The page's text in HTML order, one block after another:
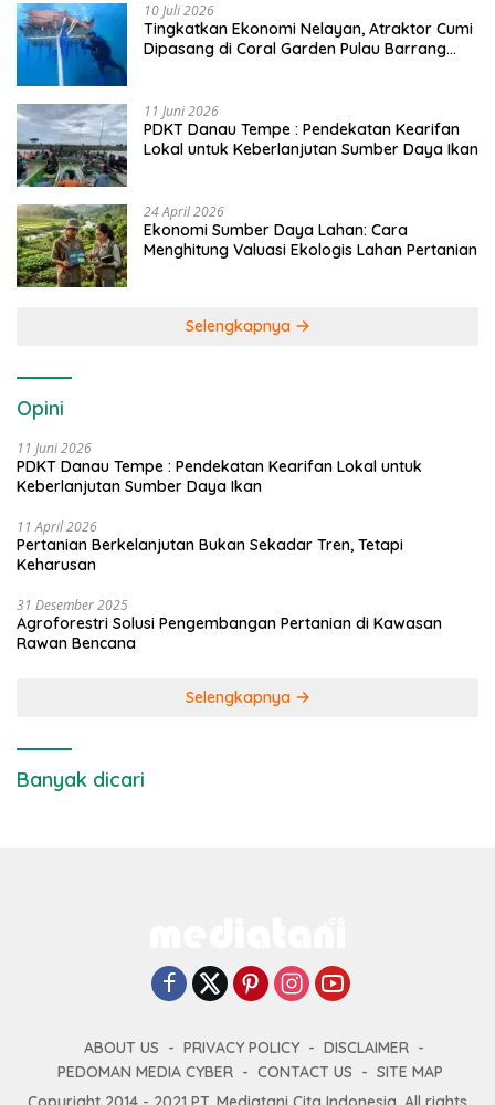
10 Juli 2026
Tingkatkan Ekonomi Nelayan, Atraktor Cumi
Dipasang di Coral Garden Pulau Barrang
11 Juni 2026
PDKT Danau Tempe : Pendekatan Kearifan
Lokal untuk Keberlanjutan Sumber Daya Ikan
24 April 2026
Ekonomi Sumber Daya Lahan: Cara
Menghitung Valuasi Ekologis Lahan Pertanian
Selengkapnya
Opini
11 Juni 2026
PDKT Danau Tempe : Pendekatan Kearifan Lokal untuk
Keberlanjutan Sumber Daya Ikan
11 April 2026
Pertanian Berkelanjutan Bukan Sekadar Tren, Tetapi
Keharusan
31 Desember 2025
Agroforestri Solusi Pengembangan Pertanian di Kawasan
Rawan Bencana
Selengkapnya
Banyak dicari
ABOUT US PRIVACY POLICY
DISCLAIMER
PEDOMAN MEDIA CYBER
CONTACT US
SITE MAP